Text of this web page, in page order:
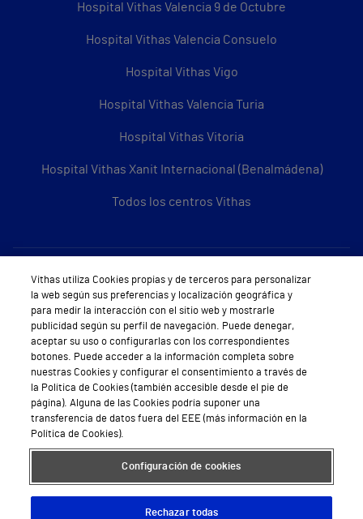
Hospital Vithas Valencia 9 de Octubre
Hospital Vithas Valencia Consuelo
Hospital Vithas Vigo
Hospital Vithas Valencia Turia
Hospital Vithas Vitoria
Hospital Vithas Xanit Internacional (Benalmádena)
Todos los centros Vithas
Sobre Vithas
Quiénes somos
Trabajar en Vithas
Teléfono Cita Médica
Teléfono Atención al Cliente
Política de seguridad y salud en el trabajo
Conoce a Supervita
Vithas utiliza Cookies propias y de terceros para personalizar
la web según sus preferencias y localización geográfica y
para medir la interacción con el sitio web y mostrarle
publicidad según su perfil de navegación. Puede denegar,
aceptar su uso o configurarlas con los correspondientes
botones. Puede acceder a la información completa sobre
nuestras Cookies y configurar el consentimiento a través de
la Política de Cookies (también accesible desde el pie de
página). Alguna de las Cookies podría suponer una
transferencia de datos fuera del EEE (más información en la
Política de Cookies).
Configuración de cookies
Rechazar todas